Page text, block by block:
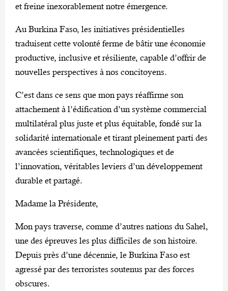
et freine inexorablement notre émergence.
Au Burkina Faso, les initiatives présidentielles
traduisent cette volonté ferme de bâtir une économie
productive, inclusive et résiliente, capable d’offrir de
nouvelles perspectives à nos concitoyens.
C’est dans ce sens que mon pays réaffirme son
attachement à l’édification d’un système commercial
multilatéral plus juste et plus équitable, fondé sur la
solidarité internationale et tirant pleinement parti des
avancées scientifiques, technologiques et de
l’innovation, véritables leviers d’un développement
durable et partagé.
Madame la Présidente,
Mon pays traverse, comme d’autres nations du Sahel,
une des épreuves les plus difficiles de son histoire.
Depuis près d’une décennie, le Burkina Faso est
agressé par des terroristes soutenus par des forces
obscures.